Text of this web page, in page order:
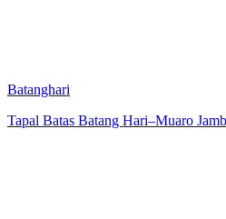
Batanghari
Tapal Batas Batang Hari–Muaro